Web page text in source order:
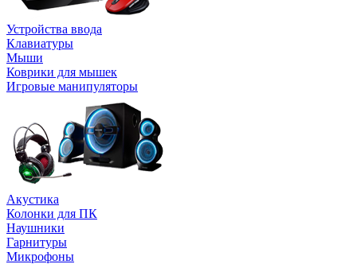
Устройства ввода
Клавиатуры
Мыши
Коврики для мышек
Игровые манипуляторы
Акустика
Колонки для ПК
Наушники
Гарнитуры
Микрофоны